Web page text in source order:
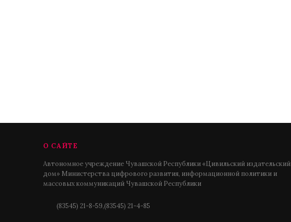
О САЙТЕ
Автономное учреждение Чувашской Республики «Цивильский издательский
дом» Министерства цифрового развития, информационной политики и
массовых коммуникаций Чувашской Республики
(83545) 21-8-59,(83545) 21-4-85